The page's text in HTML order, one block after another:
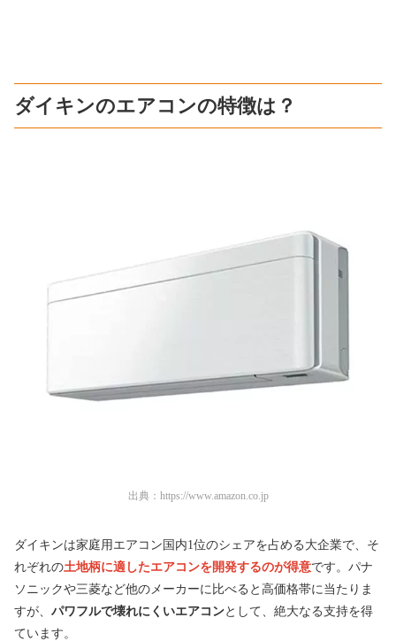
ダイキンのエアコンの特徴は？
出典： https://www.amazon.co.jp
ダイキンは家庭用エアコン国内1位のシェアを占める大企業で、そ
れぞれの土地柄に適したエアコンを開発するのが得意です。パナ
ソニックや三菱など他のメーカーに比べると高価格帯に当たりま
すが、 パワフルで壊れにくいエアコンとして、絶大なる支持を得
ています。